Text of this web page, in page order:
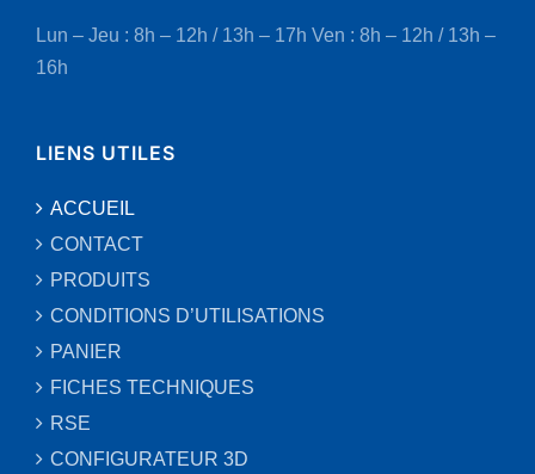
Lun – Jeu : 8h – 12h / 13h – 17h Ven : 8h – 12h / 13h –
16h
LIENS UTILES
ACCUEIL
CONTACT
PRODUITS
CONDITIONS D’UTILISATIONS
PANIER
FICHES TECHNIQUES
RSE
CONFIGURATEUR 3D